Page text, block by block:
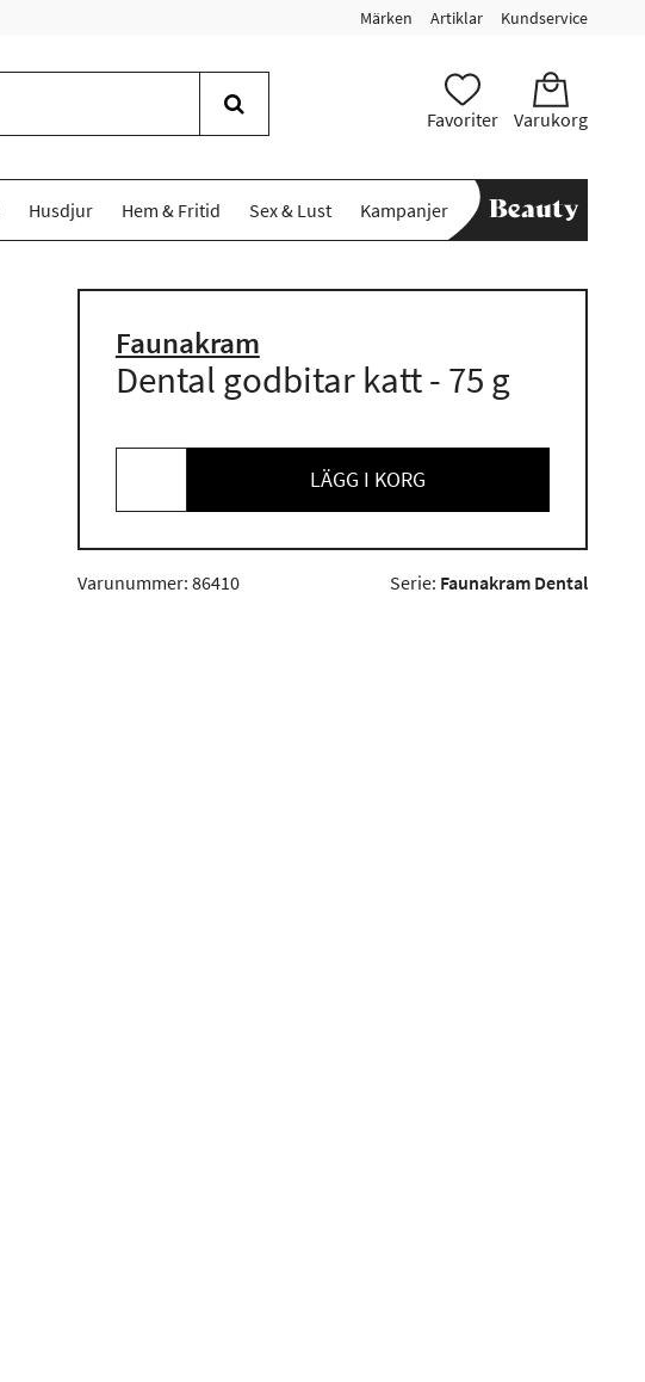
Märken Artiklar Kundservice
Favoriter Varukorg
Husdjur Hem & Fritid Sex & Lust Kampanjer
Faunakram
Dental godbitar katt - 75 g
LÄGG I KORG
Varunummer: 86410 Serie: Faunakram Dental